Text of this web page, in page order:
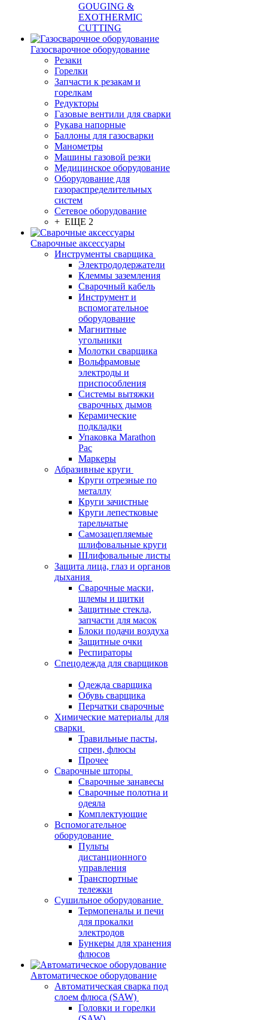
GOUGING &
EXOTHERMIC
CUTTING
Газосварочное оборудование
Резаки
Горелки
Запчасти к резакам и
горелкам
Редукторы
Газовые вентили для сварки
Рукава напорные
Баллоны для газосварки
Манометры
Машины газовой резки
Медицинское оборудование
Оборудование для
газораспределительных
систем
Сетевое оборудование
+ ЕЩЕ 2
Сварочные аксессуары
Инструменты сварщика
Электрододержатели
Клеммы заземления
Сварочный кабель
Инструмент и
вспомогательное
оборудование
Магнитные
угольники
Молотки сварщика
Вольфрамовые
электроды и
приспособления
Системы вытяжки
сварочных дымов
Керамические
подкладки
Упаковка Marathon
Pac
Маркеры
Абразивные круги
Круги отрезные по
металлу
Круги зачистные
Круги лепестковые
тарельчатые
Самозацепляемые
шлифовальные круги
Шлифовальные листы
Защита лица, глаз и органов
дыхания
Сварочные маски,
шлемы и щитки
Защитные стекла,
запчасти для масок
Блоки подачи воздуха
Защитные очки
Респираторы
Спецодежда для сварщиков
Одежда сварщика
Обувь сварщика
Перчатки сварочные
Химические материалы для
сварки
Травильные пасты,
спреи, флюсы
Прочее
Сварочные шторы
Сварочные занавесы
Сварочные полотна и
одеяла
Комплектующие
Вспомогательное
оборудование
Пульты
дистанционного
управления
Транспортные
тележки
Сушильное оборудование
Термопеналы и печи
для прокалки
электродов
Бункеры для хранения
флюсов
Автоматическое оборудование
Автоматическая сварка под
слоем флюса (SAW)
Головки и горелки